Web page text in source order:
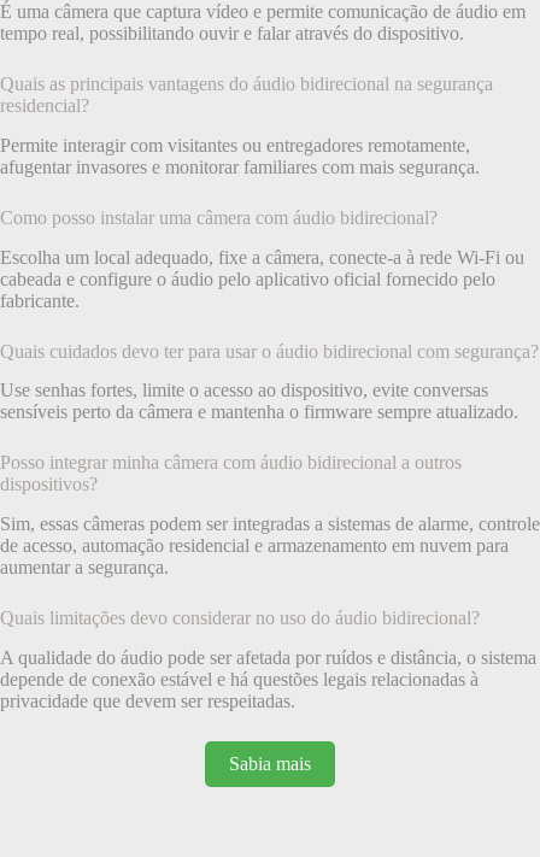
É uma câmera que captura vídeo e permite comunicação de áudio em
tempo real, possibilitando ouvir e falar através do dispositivo.
Quais as principais vantagens do áudio bidirecional na segurança
residencial?
Permite interagir com visitantes ou entregadores remotamente,
afugentar invasores e monitorar familiares com mais segurança.
Como posso instalar uma câmera com áudio bidirecional?
Escolha um local adequado, fixe a câmera, conecte-a à rede Wi-Fi ou
cabeada e configure o áudio pelo aplicativo oficial fornecido pelo
fabricante.
Quais cuidados devo ter para usar o áudio bidirecional com segurança?
Use senhas fortes, limite o acesso ao dispositivo, evite conversas
sensíveis perto da câmera e mantenha o firmware sempre atualizado.
Posso integrar minha câmera com áudio bidirecional a outros
dispositivos?
Sim, essas câmeras podem ser integradas a sistemas de alarme, controle
de acesso, automação residencial e armazenamento em nuvem para
aumentar a segurança.
Quais limitações devo considerar no uso do áudio bidirecional?
A qualidade do áudio pode ser afetada por ruídos e distância, o sistema
depende de conexão estável e há questões legais relacionadas à
privacidade que devem ser respeitadas.
Sabia mais